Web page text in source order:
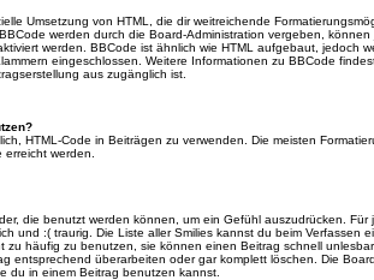
Umsetzung von HTML, die dir weitreichende
werden durch die Board-Administration vergeben,
werden. BBCode ist ähnlich wie HTML aufgebaut, jedoch
eingeschlossen. Weitere Informationen zu BBCode
aus zugänglich ist.
HTML-Code in Beiträgen zu verwenden. Die meisten
werden.
die benutzt werden können, um ein Gefühl auszudrücken.
und :( traurig. Die Liste aller Smilies kannst du beim Verfassen
zu häufig zu benutzen, sie können einen Beitrag schnell
entsprechend überarbeiten oder gar komplett löschen. Die
du in einem Beitrag benutzen kannst.